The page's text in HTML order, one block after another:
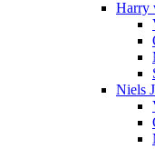
Harry
Niels